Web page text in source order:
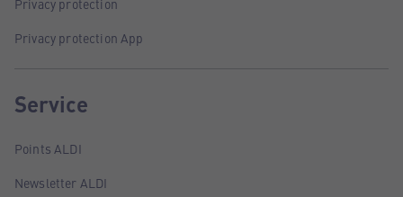
Privacy protection
Privacy protection App
Service
Points ALDI
Newsletter ALDI